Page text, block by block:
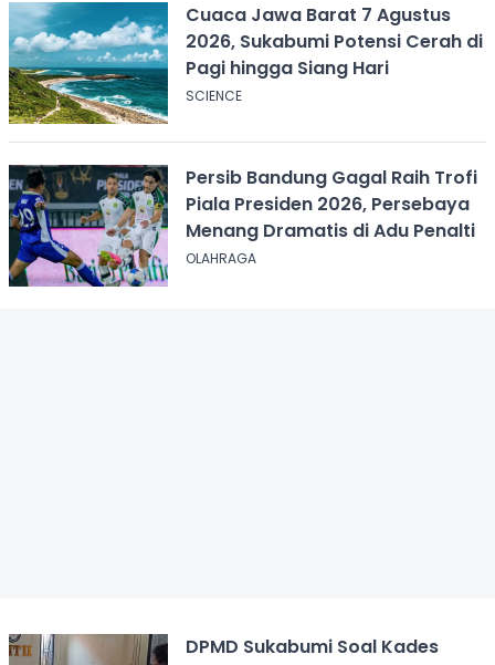
Cuaca Jawa Barat 7 Agustus
2026, Sukabumi Potensi Cerah di
Pagi hingga Siang Hari
SCIENCE
Persib Bandung Gagal Raih Trofi
Piala Presiden 2026, Persebaya
Menang Dramatis di Adu Penalti
OLAHRAGA
DPMD Sukabumi Soal Kades